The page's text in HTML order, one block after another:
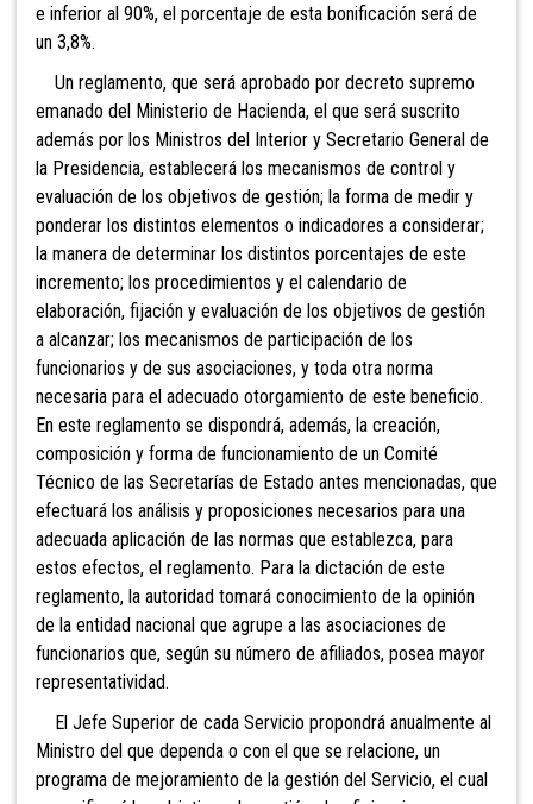
e inferior al 90%, el porcentaje de esta bonificación será de
un 3,8%.
Un reglamento, que será aprobado por decreto supremo
emanado del Ministerio de Hacienda, el que será suscrito
además por los Ministros del Interior y Secretario General de
la Presidencia, establecerá los mecanismos de control y
evaluación de los objetivos de gestión; la forma de medir y
ponderar los distintos elementos o indicadores a considerar;
la manera de determinar los distintos porcentajes de este
incremento; los procedimientos y el calendario de
elaboración, fijación y evaluación de los objetivos de gestión
a alcanzar; los mecanismos de participación de los
funcionarios y de sus asociaciones, y toda otra norma
necesaria para el adecuado otorgamiento de este beneficio.
En este reglamento se dispondrá, además, la creación,
composición y forma de funcionamiento de un Comité
Técnico de las Secretarías de Estado antes mencionadas, que
efectuará los análisis y proposiciones necesarios para una
adecuada aplicación de las normas que establezca, para
estos efectos, el reglamento. Para la dictación de este
reglamento, la autoridad tomará conocimiento de la opinión
de la entidad nacional que agrupe a las asociaciones de
funcionarios que, según su número de afiliados, posea mayor
representatividad.
El Jefe Superior de cada Servicio propondrá anualmente al
Ministro del que dependa o con el que se relacione, un
programa de mejoramiento de la gestión del Servicio, el cual